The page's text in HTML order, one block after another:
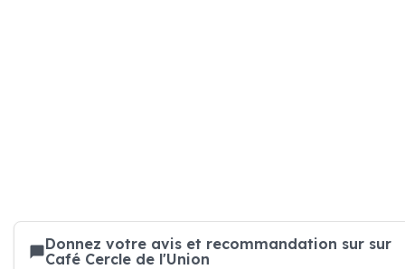
Donnez votre avis et recommandation sur sur
Café Cercle de l'Union